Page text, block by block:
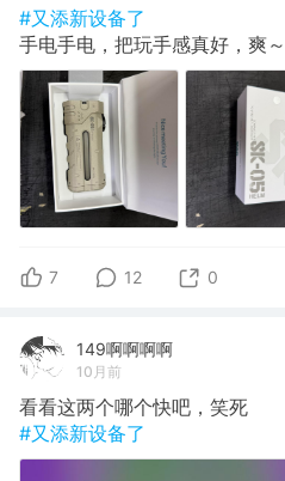
#又添新设备了
手电手电，把玩手感真好，爽～
7 12 0
149啊啊啊啊
10月前
看看这两个哪个快吧，笑死
#又添新设备了